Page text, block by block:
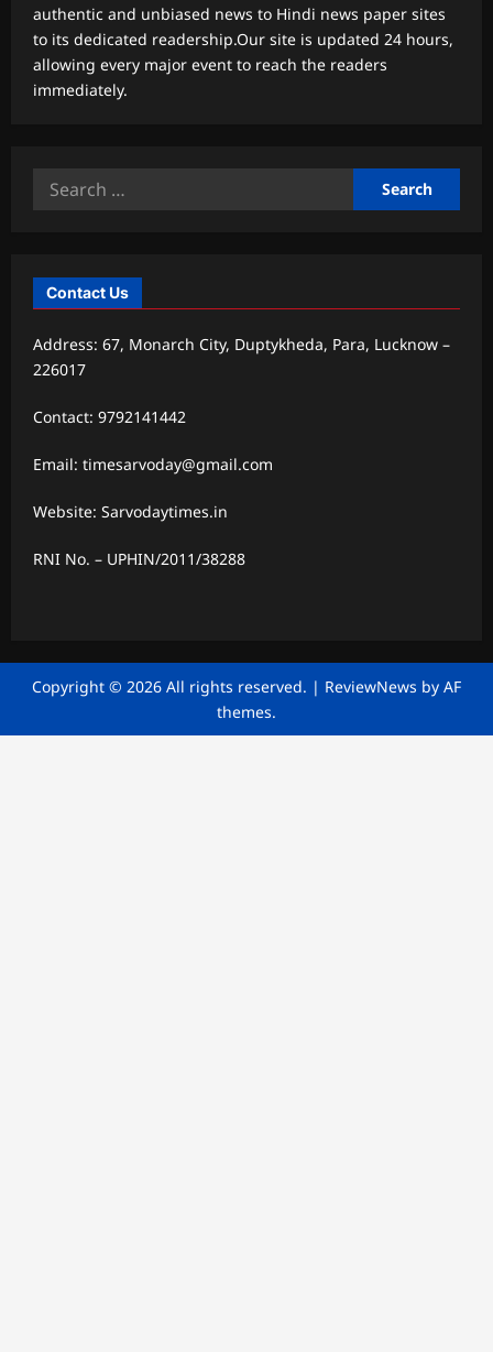
authentic and unbiased news to Hindi news paper sites
to its dedicated readership.Our site is updated 24 hours,
allowing every major event to reach the readers
immediately.
Search
Contact Us
Address: 67, Monarch City, Duptykheda, Para, Lucknow –
226017
Contact: 9792141442
Email: timesarvoday@gmail.com
Website: Sarvodaytimes.in
RNI No. – UPHIN/2011/38288
Copyright © 2026 All rights reserved. | ReviewNews by AF
themes.